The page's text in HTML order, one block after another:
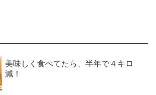
美味しく食べてたら、半年で４キロ
減！